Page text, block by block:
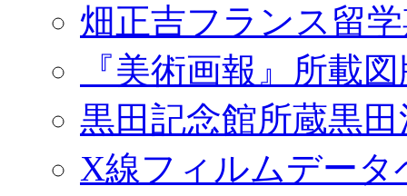
畑正吉フランス留
『美術画報』所載
黒田記念館所蔵黒
X線フィルムデータ